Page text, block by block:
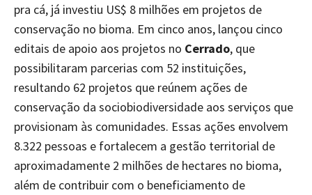
pra cá, já investiu US$ 8 milhões em projetos de
conservação no bioma. Em cinco anos, lançou cinco
editais de apoio aos projetos no Cerrado, que
possibilitaram parcerias com 52 instituições,
resultando 62 projetos que reúnem ações de
conservação da sociobiodiversidade aos serviços que
provisionam às comunidades. Essas ações envolvem
8.322 pessoas e fortalecem a gestão territorial de
aproximadamente 2 milhões de hectares no bioma,
além de contribuir com o beneficiamento de